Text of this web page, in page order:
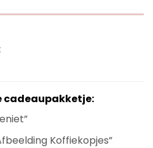
cadeaupakketje:
Koffiekopjes”